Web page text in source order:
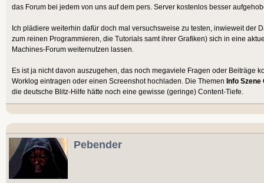
das Forum bei jedem von uns auf dem pers. Server kostenlos besser
Ich plädiere weiterhin dafür doch mal versuchsweise zu testen, inwieweit der
zum reinen Programmieren, die Tutorials samt ihrer Grafiken) sich in eine
Machines-Forum weiternutzen lassen.
Es ist ja nicht davon auszugehen, das noch megaviele Fragen oder Beiträge
Worklog eintragen oder einen Screenshot hochladen. Die Themen Info Szene
die deutsche Blitz-Hilfe hätte noch eine gewisse (geringe) Content-Tiefe.
Pebender